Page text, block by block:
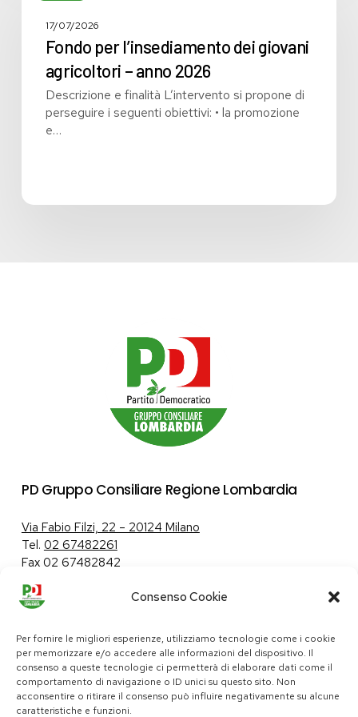
Consenso Cookie
Per fornire le migliori esperienze, utilizziamo tecnologie come i cookie
per memorizzare e/o accedere alle informazioni del dispositivo. Il
consenso a queste tecnologie ci permetterà di elaborare dati come il
comportamento di navigazione o ID unici su questo sito. Non
acconsentire o ritirare il consenso può influire negativamente su alcune
caratteristiche e funzioni.
giovani
agricoltori
anno
2026
17/07/2026
Fondo per l’insediamento dei giovani
agricoltori – anno 2026
Descrizione e finalità L’intervento si propone di
perseguire i seguenti obiettivi: • la promozione
e…
PD Gruppo Consiliare Regione Lombardia
Via Fabio Filzi, 22 – 20124 Milano
Tel. 02 67482261
Fax 02 67482842
Tutela dei dati personali|Politica sui cookie
pd@consiglio.regione.lombardia.it
ufficiostampa.pd@consiglio.regione.lombardia.it